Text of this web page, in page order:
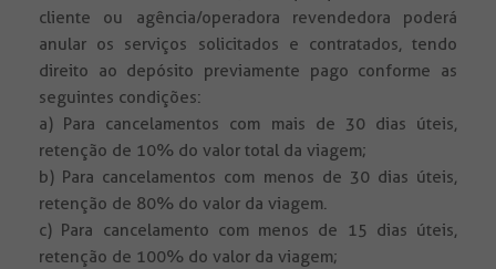
cliente ou agência/operadora revendedora poderá
anular os serviços solicitados e contratados, tendo
direito ao depósito previamente pago conforme as
seguintes condições:
a) Para cancelamentos com mais de 30 dias úteis,
retenção de 10% do valor total da viagem;
b) Para cancelamentos com menos de 30 dias úteis,
retenção de 80% do valor da viagem.
c) Para cancelamento com menos de 15 dias úteis,
retenção de 100% do valor da viagem;